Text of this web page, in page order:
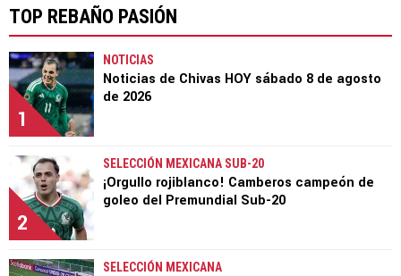
TOP REBAÑO PASIÓN
1
NOTICIAS
Noticias de Chivas HOY sábado 8 de agosto
de 2026
2
SELECCIÓN MEXICANA SUB-20
¡Orgullo rojiblanco! Camberos campeón de
goleo del Premundial Sub-20
SELECCIÓN MEXICANA